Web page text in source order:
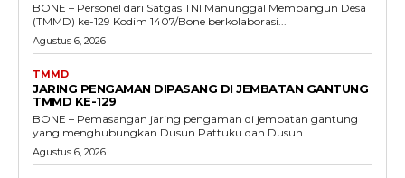
BONE – Personel dari Satgas TNI Manunggal Membangun Desa
(TMMD) ke-129 Kodim 1407/Bone berkolaborasi...
Agustus 6, 2026
TMMD
JARING PENGAMAN DIPASANG DI JEMBATAN GANTUNG
TMMD KE-129
BONE – Pemasangan jaring pengaman di jembatan gantung
yang menghubungkan Dusun Pattuku dan Dusun...
Agustus 6, 2026